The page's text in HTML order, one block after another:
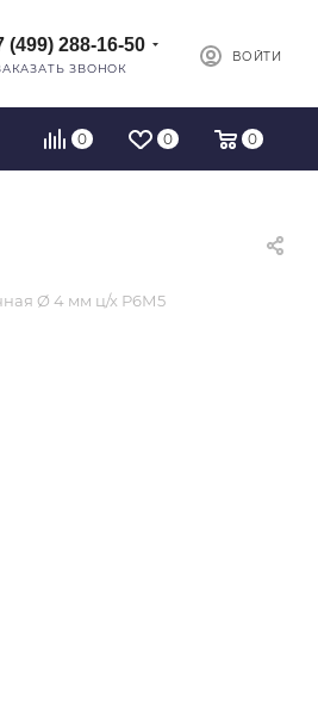
(499) 288-16-50
ЗВОНОК
ВОЙТИ
0 0 0
Ø 4 мм ц/х Р6М5